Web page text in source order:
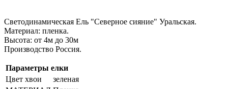
Cветодинамическая Ель "Северное сияние" Уральская.
Материал: пленка.
Высота: от 4м до 30м
Производство Россия.
Параметры елки
Цвет хвои
зеленая